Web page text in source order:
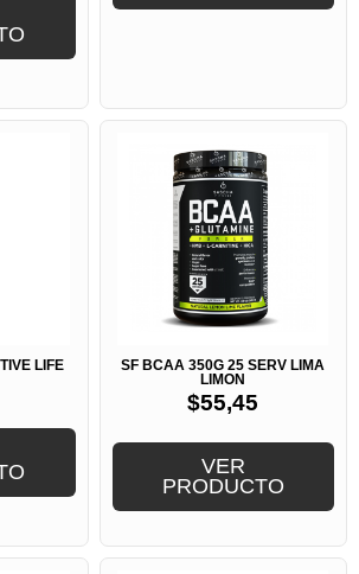
LIFE
SF BCAA 350G 25 SERV LIMA
LIMON
$55,45
VER
PRODUCTO